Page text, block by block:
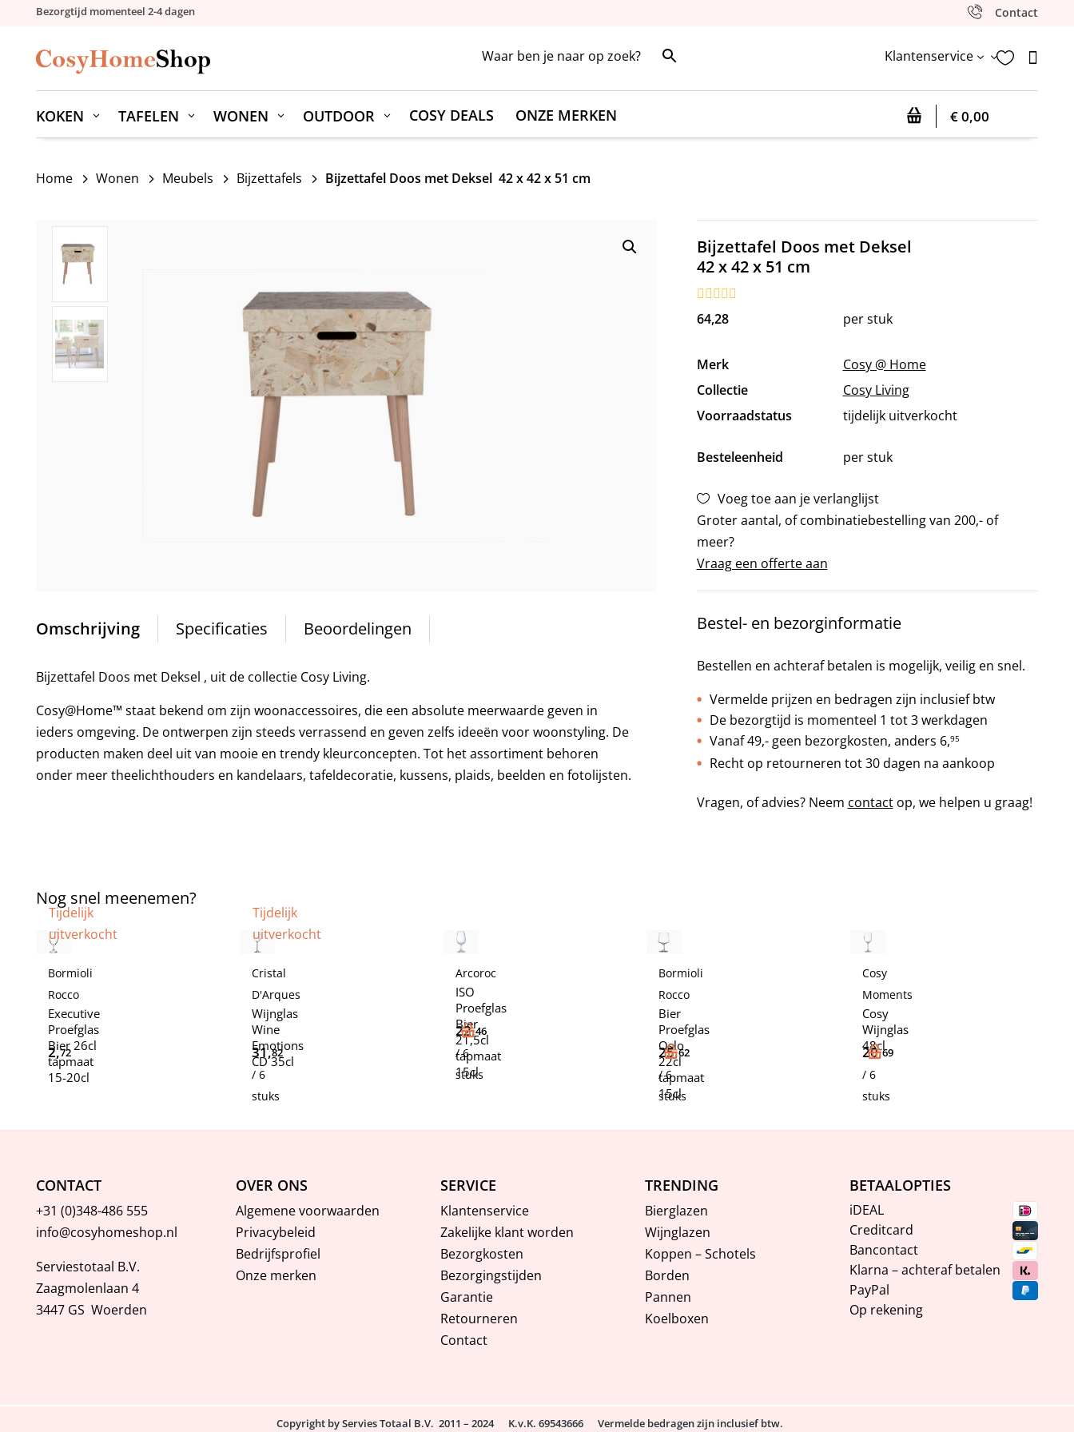
Bezorgtijd momenteel 2-4 dagen Contact


Klantenservice 3
KOKEN TAFELEN WONEN OUTDOOR COSY DEALS ONZE MERKEN € 0,00
Home 5 Wonen 5 Meubels 5 Bijzettafels 5 Bijzettafel Doos met Deksel 42 x 42 x 51 cm
Bijzettafel Doos met Deksel
42 x 42 x 51 cm
64,28 per stuk
Merk
Cosy @ Home
Collectie
Cosy Living
Voorraadstatus
tijdelijk uitverkocht
Besteleenheid per stuk
Voeg toe aan je verlanglijst
Groter aantal, of combinatiebestelling van 200,- of
meer?
Vraag een offerte aan
Omschrijving Specificaties Beoordelingen
Bijzettafel Doos met Deksel , uit de collectie Cosy Living.
Cosy@Home™ staat bekend om zijn woonaccessoires, die een absolute meerwaarde geven in
ieders omgeving. De ontwerpen zijn steeds verrassend en geven zelfs ideeën voor woonstyling. De
producten maken deel uit van mooie en trendy kleurconcepten. Tot het assortiment behoren
onder meer theelichthouders en kandelaars, tafeldecoratie, kussens, plaids, beelden en fotolijsten.
Bestel- en bezorginformatie
Bestellen en achteraf betalen is mogelijk, veilig en snel.
Vermelde prijzen en bedragen zijn inclusief btw
De bezorgtijd is momenteel 1 tot 3 werkdagen
Vanaf 49,- geen bezorgkosten, anders 6,95
Recht op retourneren tot 30 dagen na aankoop
Vragen, of advies? Neem contactop, we helpen u graag!
Nog snel meenemen?
Tijdelijk
uitverkocht
Bormioli
Rocco
Executive
Proefglas
Bier 26cl
tapmaat
15-20cl
2,72
Tijdelijk
uitverkocht
Cristal
D'Arques
Wijnglas
Wine
Emotions
CD 35cl
31,82
/ 6
stuks
Arcoroc
ISO
Proefglas
Bier
21,5cl
tapmaat
15cl
22,46
/ 6
stuks
Bormioli
Rocco
Bier
Proefglas
Oslo
22cl
tapmaat
15cl
25,62
/ 6
stuks
Cosy
Moments
Cosy
Wijnglas
48cl
20,69
/ 6
stuks
CONTACT
+31 (0)348-486 555
info@cosyhomeshop.nl
Serviestotaal B.V.
Zaagmolenlaan 4
3447 GS Woerden
OVER ONS
Algemene voorwaarden
Privacybeleid
Bedrijfsprofiel
Onze merken
SERVICE
Klantenservice
Zakelijke klant worden
Bezorgkosten
Bezorgingstijden
Garantie
Retourneren
Contact
TRENDING
Bierglazen
Wijnglazen
Koppen – Schotels
Borden
Pannen
Koelboxen
BETAALOPTIES
iDEAL
Creditcard
Bancontact
Klarna – achteraf betalen
PayPal
Op rekening
Copyright by Servies Totaal B.V. 2011 – 2024 K.v.K. 69543666 Vermelde bedragen zijn inclusief btw.